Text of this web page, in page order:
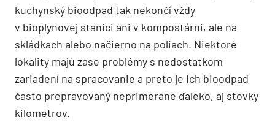
kuchynský bioodpad tak nekončí vždy
v bioplynovej stanici ani v kompostárni, ale na
skládkach alebo načierno na poliach. Niektoré
lokality majú zase problémy s nedostatkom
zariadení na spracovanie a preto je ich bioodpad
často prepravovaný neprimerane ďaleko, aj stovky
kilometrov.